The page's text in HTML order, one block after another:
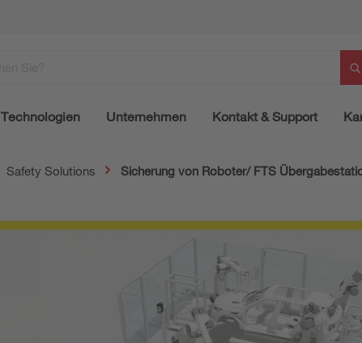
Technologien Unternehmen Kontakt & Support
Safety Solutions Sicherung von Roboter/ FTS